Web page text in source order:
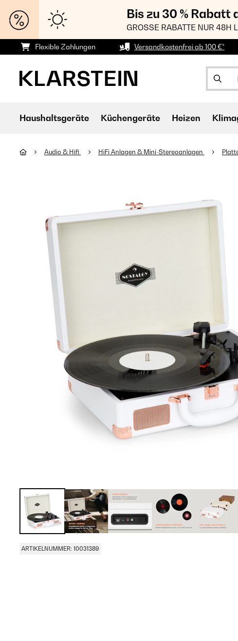
Bis zu 30 %
GROSSE RABATTE NUR 48H
Flexible Zahlungen Versandkostenfrei ab 100 €*
Haushaltsgeräte Küchengeräte Heizen
Audio & Hifi HiFi Anlagen & Mini-Stereoanlagen
ARTIKELNUMMER: 10031389